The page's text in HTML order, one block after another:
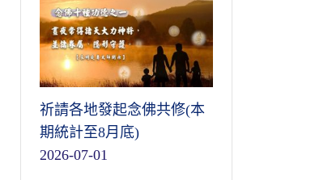
祈請各地發起念佛共修(本
期統計至8月底)
2026-07-01